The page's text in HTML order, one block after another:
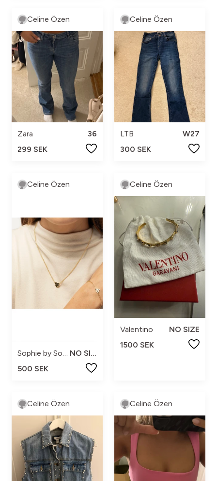
Celine Özen
Zara
36
299 SEK
Celine Özen
LTB
W27
300 SEK
Celine Özen
Sophie by Sophie
NO SIZE
500 SEK
Celine Özen
Valentino
NO SIZE
1500 SEK
Celine Özen Celine Özen